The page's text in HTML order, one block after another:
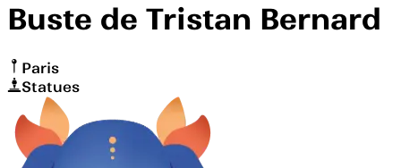
Buste de Tristan Bernard
Paris
Statues